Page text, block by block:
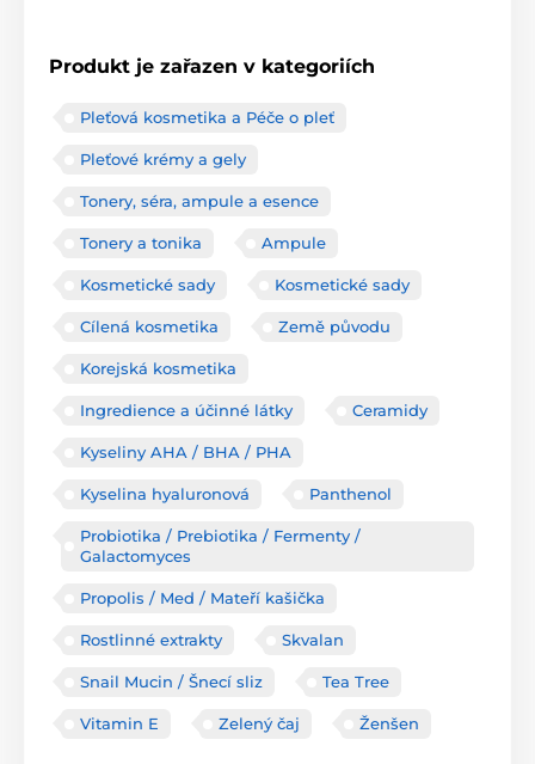
Produkt je zařazen v kategoriích
Pleťová kosmetika a Péče o pleť
Pleťové krémy a gely
Tonery, séra, ampule a esence
Tonery a tonika Ampule
Kosmetické sady Kosmetické sady
Cílená kosmetika Země původu
Korejská kosmetika
Ingredience a účinné látky Ceramidy
Kyseliny AHA / BHA / PHA
Kyselina hyaluronová Panthenol
Probiotika / Prebiotika / Fermenty /
Galactomyces
Propolis / Med / Mateří kašička
Rostlinné extrakty Skvalan
Snail Mucin / Šnecí sliz Tea Tree
Vitamin E Zelený čaj Ženšen